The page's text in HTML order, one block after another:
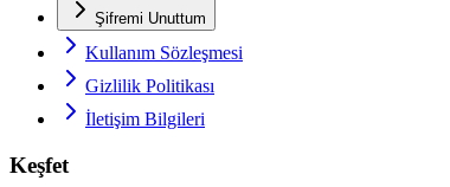
Şifremi Unuttum
Kullanım Sözleşmesi
Gizlilik Politikası
İletişim Bilgileri
Keşfet